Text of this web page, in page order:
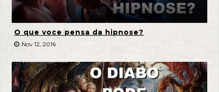
O que voce pensa da hipnose?
Nov 12, 2016